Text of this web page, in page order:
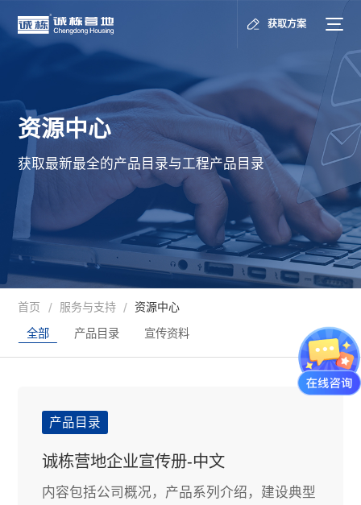
获取方案
资源中心
获取最新最全的产品目录与工程产品目录
首页 / 服务与支持 / 资源中心
全部 产品目录 宣传资料
产品目录
诚栋营地企业宣传册-中文
内容包括公司概况，产品系列介绍，建设典型